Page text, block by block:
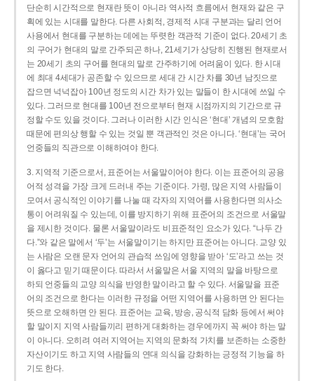
단순히 시간적으로 현재란 뜻이 아니라 역사적 흐름에서 현재와 같은 구
획에 있는 시대를 말한다. 다른 사회적, 경제적 시대 구분과는 달리 언어
사용에서 현대를 구분하는 데에는 뚜렷한 객관적 기준이 없다. 20세기 초
의 구어가 현대의 말로 간주되곤 하나, 21세기가 상당히 진행된 현재로서
는 20세기 초의 구어를 현대의 말로 간주하기에 어려움이 있다. 한 시대
에 최대 4세대가 공존할 수 있으므로 세대 간 시간 차를 30년 남짓으로
잡으면 넉넉잡아 100년 정도의 시간 차가 있는 말들이 한 시대에 쓰일 수
있다. 그러므로 현대를 100년 전으로부터 현재 시점까지의 기간으로 규
정할 수도 있을 것이다. 그러나 이러한 시간 인식은 ‘현대’ 개념의 모호함
때문에 편의상 행할 수 있는 것일 뿐 객관적인 것은 아니다. ‘현대’는 국어
언중들의 직관으로 이해하여야 한다.
3. 지역적 기준으로서, 표준어는 서울말이어야 한다. 이는 표준어의 공용
어적 성격을 가장 크게 드러내 주는 기준이다. 가령, 많은 지역 사람들이
모여서 공식적인 이야기를 나눌 때 각자의 지역어를 사용한다면 의사소
통이 어려워질 수 있는데, 이를 방지하기 위해 표준어의 조건으로 서울말
을 제시한 것이다. 물론 서울말이라도 비표준적인 요소가 있다. “나두 간
다.”와 같은 말에서 ‘두’는 서울말이기는 하지만 표준어는 아니다. 교양 있
는 사람은 오랜 문자 언어의 관습적 쓰임에 영향을 받아 ‘도’라고 쓰는 것
이 옳다고 믿기 때문이다. 따라서 서울말은 서울 지역의 말을 바탕으로
하되 언중들의 교양 의식을 반영한 말이라고 할 수 있다. 서울말을 표준
어의 조건으로 한다는 이러한 규정을 어떤 지역어를 사용하면 안 된다는
뜻으로 오해하면 안 된다. 표준어는 교육, 방송, 공식적 담화 등에서 써야
할 말이지 지역 사람들끼리 편하게 대화하는 경우에까지 꼭 써야 하는 말
이 아니다. 오히려 여러 지역어는 지역의 문화적 가치를 보존하는 소중한
자산이기도 하고 지역 사람들의 연대 의식을 강화하는 긍정적 기능을 하
기도 한다.